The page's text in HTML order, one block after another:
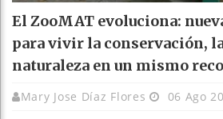
El ZooMAT evoluciona:
para vivir la conservación,
naturaleza en un mismo
Mary Jose Díaz Flores 06 Ago